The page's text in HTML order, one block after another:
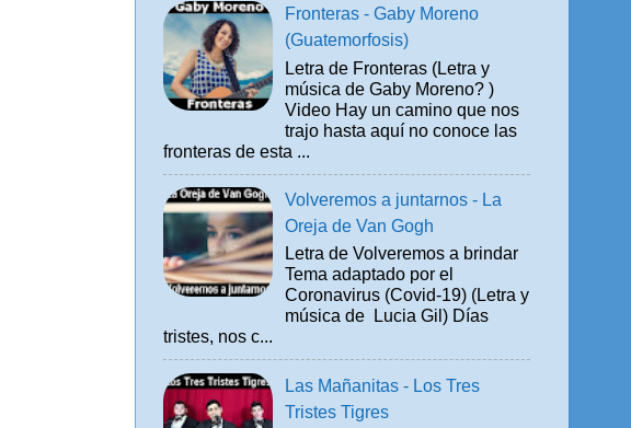
Fronteras - Gaby Moreno
(Guatemorfosis)
Letra de Fronteras (Letra y
música de Gaby Moreno? )
Video Hay un camino que nos
trajo hasta aquí no conoce las
fronteras de esta ...
Volveremos a juntarnos - La
Oreja de Van Gogh
Letra de Volveremos a brindar
Tema adaptado por el
Coronavirus (Covid-19) (Letra y
música de Lucia Gil) Días
tristes, nos c...
Las Mañanitas - Los Tres
Tristes Tigres